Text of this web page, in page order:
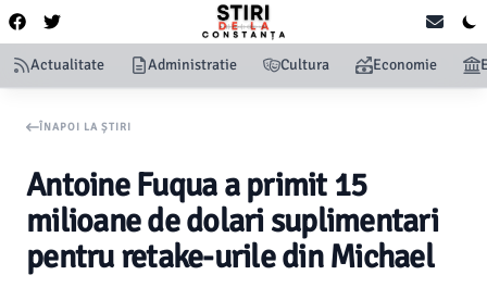
Actualitate Administratie Cultura Economie
ÎNAPOI LA ȘTIRI
Antoine Fuqua a primit 15
milioane de dolari suplimentari
pentru retake-urile din Michael